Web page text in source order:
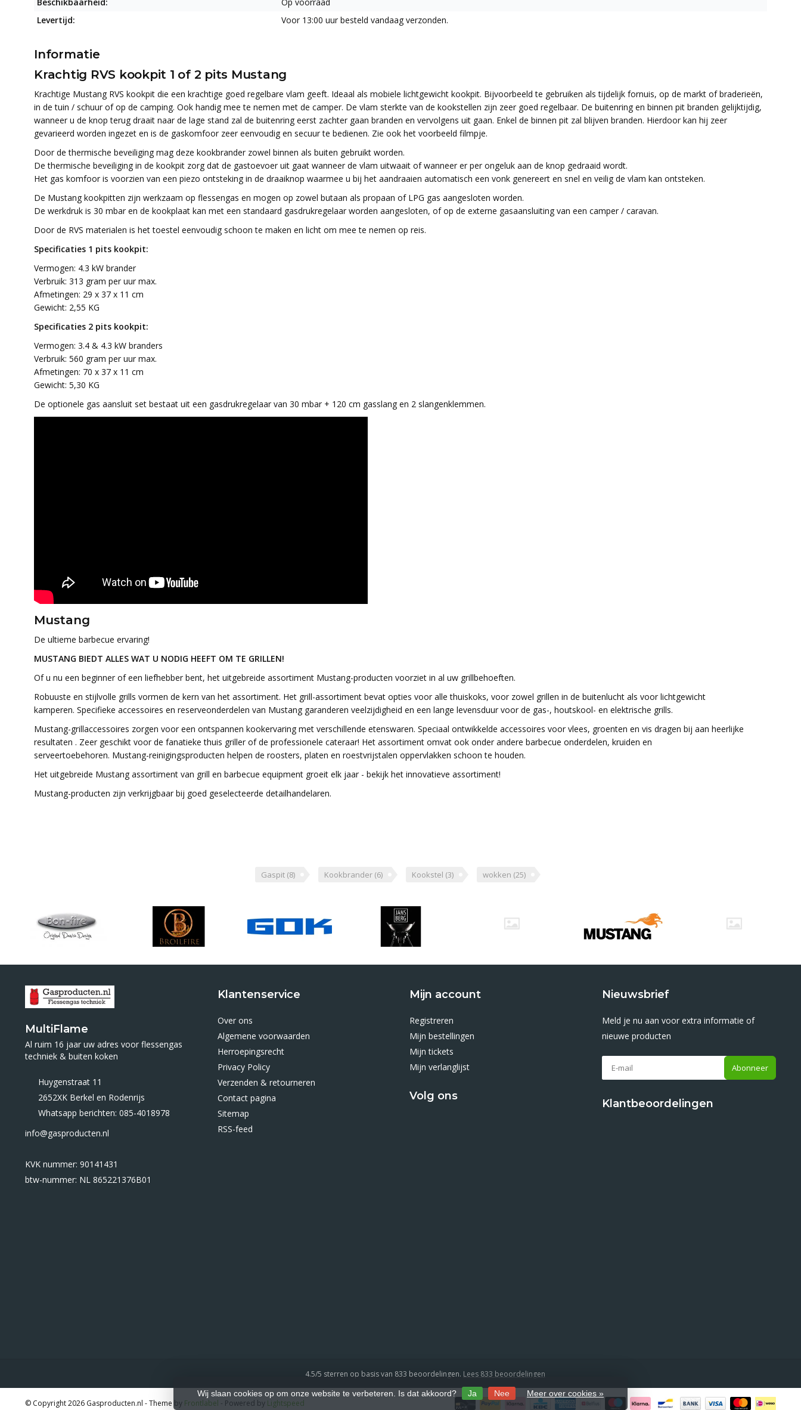
Levertijd:
Voor 13:00 uur besteld vandaag verzonden.
Informatie
Krachtig RVS kookpit 1 of 2 pits Mustang
Krachtige Mustang RVS kookpit die een krachtige goed regelbare vlam geeft. Ideaal als mobiele lichtgewicht kookpit. Bijvoorbeeld te gebruiken als tijdelijk fornuis, op de markt of braderieën,
in de tuin / schuur of op de camping. Ook handig mee te nemen met de camper. De vlam sterkte van de kookstellen zijn zeer goed regelbaar. De buitenring en binnen pit branden gelijktijdig,
wanneer u de knop terug draait naar de lage stand zal de buitenring eerst zachter gaan branden en vervolgens uit gaan. Enkel de binnen pit zal blijven branden. Hierdoor kan hij zeer
gevarieerd worden ingezet en is de gaskomfoor zeer eenvoudig en secuur te bedienen. Zie ook het voorbeeld filmpje.
Door de thermische beveiliging mag deze kookbrander zowel binnen als buiten gebruikt worden.
De thermische beveiliging in de kookpit zorg dat de gastoevoer uit gaat wanneer de vlam uitwaait of wanneer er per ongeluk aan de knop gedraaid wordt.
Het gas komfoor is voorzien van een piezo ontsteking in de draaiknop waarmee u bij het aandraaien automatisch een vonk genereert en snel en veilig de vlam kan ontsteken.
De Mustang kookpitten zijn werkzaam op flessengas en mogen op zowel butaan als propaan of LPG gas aangesloten worden.
De werkdruk is 30 mbar en de kookplaat kan met een standaard gasdrukregelaar worden aangesloten, of op de externe gasaansluiting van een camper / caravan.
Door de RVS materialen is het toestel eenvoudig schoon te maken en licht om mee te nemen op reis.
Specificaties 1 pits kookpit:
Vermogen: 4.3 kW brander
Verbruik: 313 gram per uur max.
Afmetingen: 29 x 37 x 11 cm
Gewicht: 2,55 KG
Specificaties 2 pits kookpit:
Vermogen: 3.4 & 4.3 kW branders
Verbruik: 560 gram per uur max.
Afmetingen: 70 x 37 x 11 cm
Gewicht: 5,30 KG
De optionele gas aansluit set bestaat uit een gasdrukregelaar van 30 mbar + 120 cm gasslang en 2 slangenklemmen.
Mustang
De ultieme barbecue ervaring!
MUSTANG BIEDT ALLES WAT U NODIG HEEFT OM TE GRILLEN!
Of u nu een beginner of een liefhebber bent, het uitgebreide assortiment Mustang-producten voorziet in al uw grillbehoeften.
Robuuste en stijlvolle grills vormen de kern van het assortiment. Het grill-assortiment bevat opties voor alle thuiskoks, voor zowel grillen in de buitenlucht als voor lichtgewicht
kamperen. Specifieke accessoires en reserveonderdelen van Mustang garanderen veelzijdigheid en een lange levensduur voor de gas-, houtskool- en elektrische grills.
Mustang-grillaccessoires zorgen voor een ontspannen kookervaring met verschillende etenswaren. Speciaal ontwikkelde accessoires voor vlees, groenten en vis dragen bij aan heerlijke
resultaten . Zeer geschikt voor de fanatieke thuis griller of de professionele cateraar! Het assortiment omvat ook onder andere barbecue onderdelen, kruiden en
serveertoebehoren. Mustang-reinigingsproducten helpen de roosters, platen en roestvrijstalen oppervlakken schoon te houden.
Het uitgebreide Mustang assortiment van grill en barbecue equipment groeit elk jaar - bekijk het innovatieve assortiment!
Mustang-producten zijn verkrijgbaar bij goed geselecteerde detailhandelaren.
Gaspit (8) Kookbrander (6) Kookstel (3) wokken (25)
MultiFlame
Al ruim 16 jaar uw adres voor flessengas
techniek & buiten koken
Huygenstraat 11
2652XK Berkel en Rodenrijs
Whatsapp berichten: 085-4018978
info@gasproducten.nl
KVK nummer: 90141431
btw-nummer: NL 865221376B01
Klantenservice
Over ons
Algemene voorwaarden
Herroepingsrecht
Privacy Policy
Verzenden & retourneren
Contact pagina
Sitemap
RSS-feed
Mijn account
Registreren
Mijn bestellingen
Mijn tickets
Mijn verlanglijst
Volg ons
Nieuwsbrief
Meld je nu aan voor extra informatie of
nieuwe producten
Abonneer
Klantbeoordelingen
4.5/5 sterren op basis van 833 beoordelingen. Lees 833 beoordelingen
Wij slaan cookies op om onze website te verbeteren. Is dat akkoord? Ja Nee Meer over cookies »
© Copyright 2026 Gasproducten.nl - Theme by Frontlabel - Powered by Lightspeed